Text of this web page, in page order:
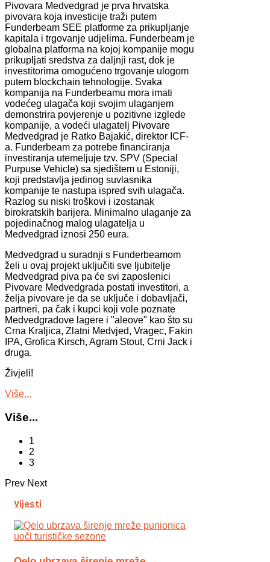
Pivovara Medvedgrad je prva hrvatska
pivovara koja investicije traži putem
Funderbeam SEE platforme za prikupljanje
kapitala i trgovanje udjelima. Funderbeam je
globalna platforma na kojoj kompanije mogu
prikupljati sredstva za daljnji rast, dok je
investitorima omogućeno trgovanje ulogom
putem blockchain tehnologije. Svaka
kompanija na Funderbeamu mora imati
vodećeg ulagača koji svojim ulaganjem
demonstrira povjerenje u pozitivne izglede
kompanije, a vodeći ulagatelj Pivovare
Medvedgrad je Ratko Bajakić, direktor ICF-
a. Funderbeam za potrebe financiranja
investiranja utemeljuje tzv. SPV (Special
Purpuse Vehicle) sa sjedištem u Estoniji,
koji predstavlja jedinog suvlasnika
kompanije te nastupa ispred svih ulagača.
Razlog su niski troškovi i izostanak
birokratskih barijera. Minimalno ulaganje za
pojedinačnog malog ulagatelja u
Medvedgrad iznosi 250 eura.
Medvedgrad u suradnji s Funderbeamom
želi u ovaj projekt uključiti sve ljubitelje
Medvedgrad piva pa će svi zaposlenici
Pivovare Medvedgrada postati investitori, a
želja pivovare je da se uključe i dobavljači,
partneri, pa čak i kupci koji vole poznate
Medvedgradove lagere i "aleove" kao što su
Crna Kraljica, Zlatni Medvjed, Vragec, Fakin
IPA, Grofica Kirsch, Agram Stout, Crni Jack i
druga.
Živjeli!
Više...
Više...
1
2
3
Prev Next
Vijesti